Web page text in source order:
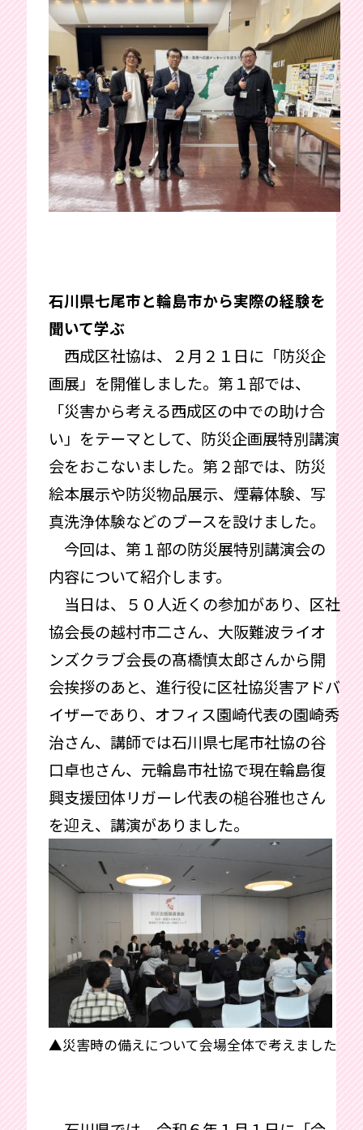
石川県七尾市と輪島市から実際の経験を
聞いて学ぶ
西成区社協は、２月２１日に「防災企
画展」を開催しました。第１部では、
「災害から考える西成区の中での助け合
い」をテーマとして、防災企画展特別講演
会をおこないました。第２部では、防災
絵本展示や防災物品展示、煙幕体験、写
真洗浄体験などのブースを設けました。
今回は、第１部の防災展特別講演会の
内容について紹介します。
当日は、５０人近くの参加があり、区社
協会長の越村市二さん、大阪難波ライオ
ンズクラブ会長の髙橋慎太郎さんから開
会挨拶のあと、進行役に区社協災害アドバ
イザーであり、オフィス園崎代表の園崎秀
治さん、講師では石川県七尾市社協の谷
口卓也さん、元輪島市社協で現在輪島復
興支援団体リガーレ代表の槌谷雅也さん
を迎え、講演がありました。
▲災害時の備えについて会場全体で考えました